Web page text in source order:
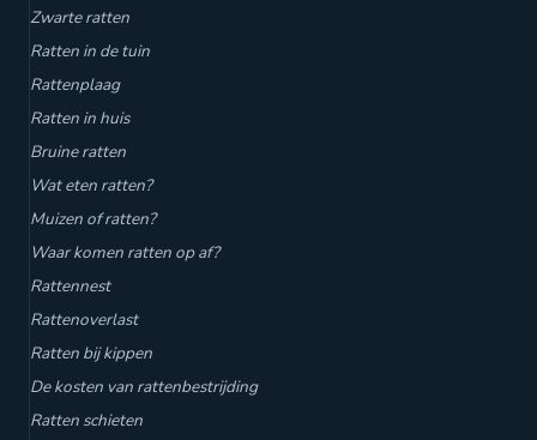
Zwarte ratten
Ratten in de tuin
Rattenplaag
Ratten in huis
Bruine ratten
Wat eten ratten?
Muizen of ratten?
Waar komen ratten op af?
Rattennest
Rattenoverlast
Ratten bij kippen
De kosten van rattenbestrijding
Ratten schieten